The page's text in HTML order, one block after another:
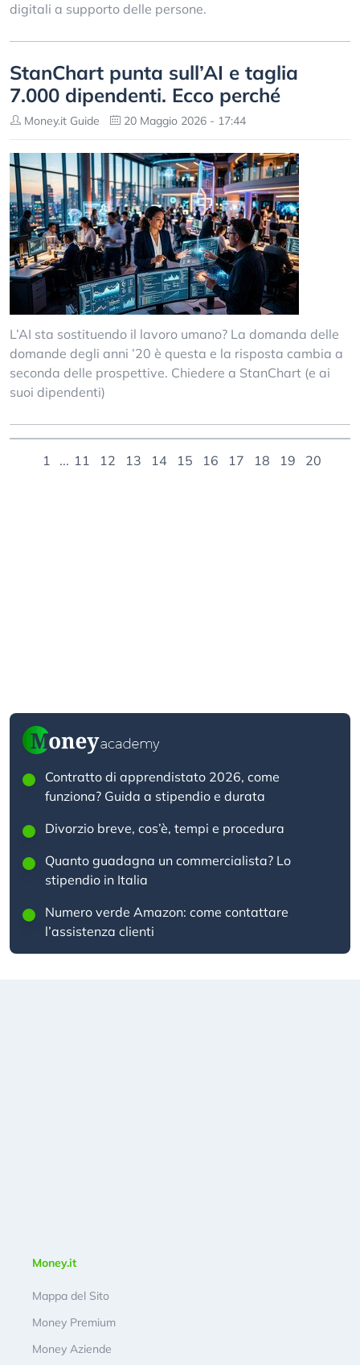
digitali a supporto delle persone.
StanChart punta sull’AI e taglia
7.000 dipendenti. Ecco perché
Money.it Guide 20 Maggio 2026 - 17:44
L’AI sta sostituendo il lavoro umano? La domanda delle
domande degli anni ’20 è questa e la risposta cambia a
seconda delle prospettive. Chiedere a StanChart (e ai
suoi dipendenti)
1 ... 11 12 13 14 15 16 17 18 19 20
Contratto di apprendistato 2026, come
funziona? Guida a stipendio e durata
Divorzio breve, cos’è, tempi e procedura
Quanto guadagna un commercialista? Lo
stipendio in Italia
Numero verde Amazon: come contattare
l’assistenza clienti
Money.it
Mappa del Sito
Money Premium
Money Aziende